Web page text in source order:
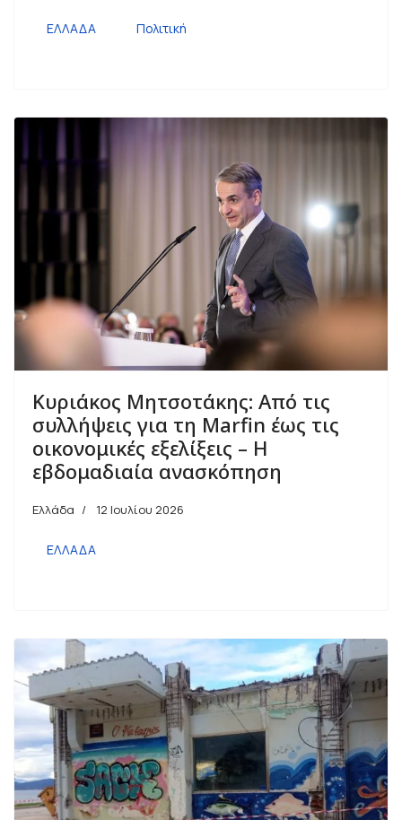
ΕΛΛΑΔΑ Πολιτική
Κυριάκος Μητσοτάκης: Από τις
συλλήψεις για τη Marfin έως τις
οικονομικές εξελίξεις – Η
εβδομαδιαία ανασκόπηση
Ελλάδα 12 Ιουλίου 2026
ΕΛΛΑΔΑ